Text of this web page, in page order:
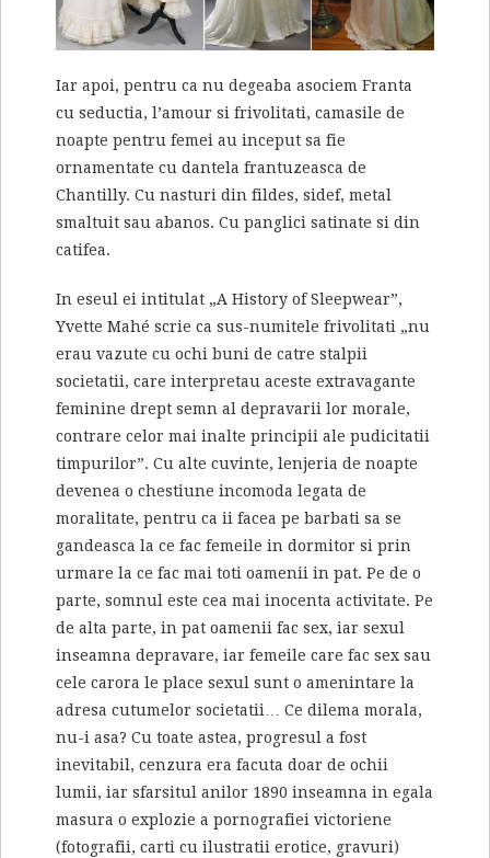
Iar apoi, pentru ca nu degeaba asociem Franta
cu seductia, l’amour si frivolitati, camasile de
noapte pentru femei au inceput sa fie
ornamentate cu dantela frantuzeasca de
Chantilly. Cu nasturi din fildes, sidef, metal
smaltuit sau abanos. Cu panglici satinate si din
catifea.
In eseul ei intitulat „A History of Sleepwear”,
Yvette Mahé scrie ca sus-numitele frivolitati „nu
erau vazute cu ochi buni de catre stalpii
societatii, care interpretau aceste extravagante
feminine drept semn al depravarii lor morale,
contrare celor mai inalte principii ale pudicitatii
timpurilor”. Cu alte cuvinte, lenjeria de noapte
devenea o chestiune incomoda legata de
moralitate, pentru ca ii facea pe barbati sa se
gandeasca la ce fac femeile in dormitor si prin
urmare la ce fac mai toti oamenii in pat. Pe de o
parte, somnul este cea mai inocenta activitate. Pe
de alta parte, in pat oamenii fac sex, iar sexul
inseamna depravare, iar femeile care fac sex sau
cele carora le place sexul sunt o amenintare la
adresa cutumelor societatii… Ce dilema morala,
nu-i asa? Cu toate astea, progresul a fost
inevitabil, cenzura era facuta doar de ochii
lumii, iar sfarsitul anilor 1890 inseamna in egala
masura o explozie a pornografiei victoriene
(fotografii, carti cu ilustratii erotice, gravuri)